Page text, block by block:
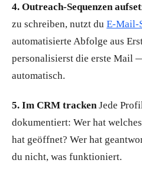
4. Outreach-Sequenzen
zu schreiben, nutzt du E-Mail-
automatisierte Abfolge aus
personalisierst die erste Mail
automatisch.
5. Im CRM tracken Jede
dokumentiert: Wer hat
hat geöffnet? Wer hat
du nicht, was funktioniert.